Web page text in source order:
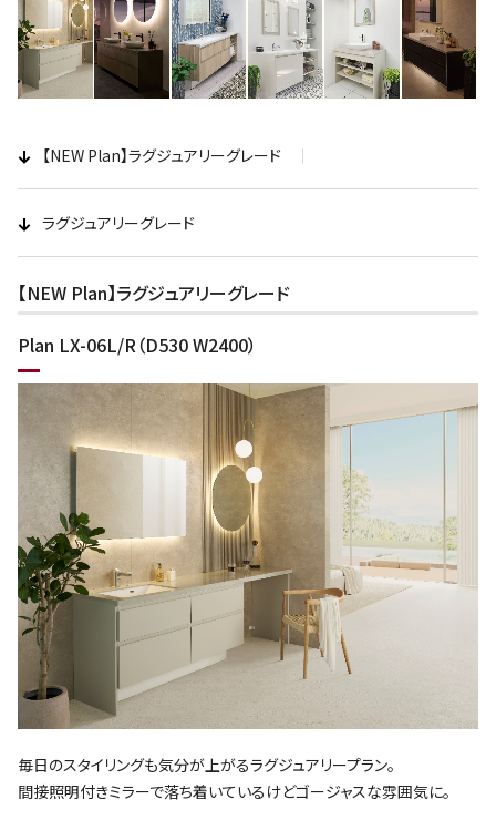
【NEW Plan】ラグジュアリーグレード
ラグジュアリーグレード
【NEW Plan】ラグジュアリーグレード
Plan LX-06L/R（D530 W2400）
毎日のスタイリングも気分が上がるラグジュアリープラン。
間接照明付きミラーで落ち着いているけどゴージャスな雰囲気に。